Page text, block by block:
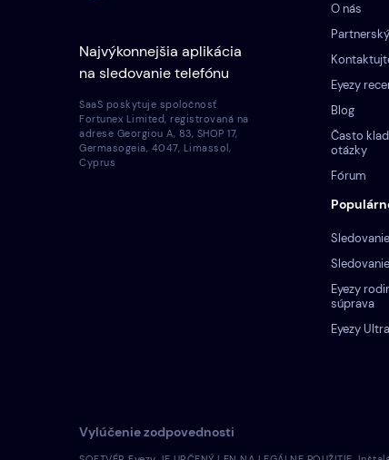
Najvýkonnejšia aplikácia
na sledovanie telefónu
O nás
Eyezy
Blog
Často
otázky
Fórum
Eyezy
súprava
Eyezy Ultra
SaaS poskytuje spoločnosť
Fortunex Limited, registrovaná na
adrese Georgiou A, 83, SHOP 17,
Germasogeia, 4047, Limassol,
Cyprus
Vylúčenie zodpovednosti